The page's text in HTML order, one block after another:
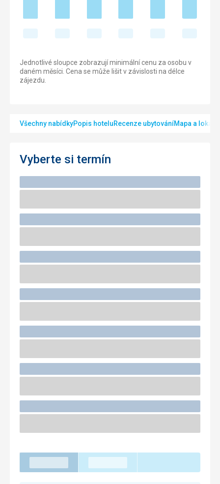
Jednotlivé sloupce zobrazují minimální cenu za osobu v
daném měsíci. Cena se může lišit v závislosti na délce
zájezdu.
Všechny nabídkyPopis hoteluRecenze ubytováníMapa a
Vyberte si termín